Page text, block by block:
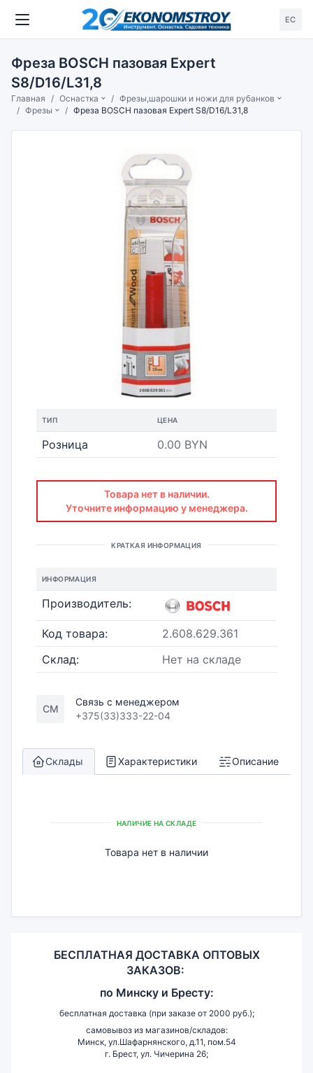
ЕС
Фреза BOSCH пазовая Expert
S8/D16/L31,8
Главная Оснастка
Фрезы,шарошки и ножи для рубанков
Фрезы
Фреза BOSCH пазовая Expert S8/D16/L31,8
ТИП ЦЕНА
Розница 0.00 BYN
Товара нет в наличии.
Уточните информацию у менеджера.
КРАТКАЯ ИНФОРМАЦИЯ
ИНФОРМАЦИЯ
Производитель:
Код товара:
2.608.629.361
Склад:
Нет на складе
СМ
Связь с менеджером
+375(33)333-22-04
Склады Характеристики Описание
НАЛИЧИЕ НА СКЛАДЕ
Товара нет в наличии
БЕСПЛАТНАЯ ДОСТАВКА ОПТОВЫХ
ЗАКАЗОВ:
по Минску и Бресту:
бесплатная доставка (при заказе от 2000 руб.);
самовывоз из магазинов/складов:
Минск, ул.Шафарнянского, д.11, пом.54
г. Брест, ул. Чичерина 26;